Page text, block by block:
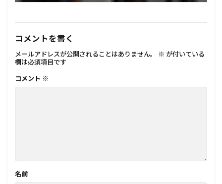
コメントを書く
メールアドレスが公開されることはありません。 ※ が付いている
欄は必須項目です
コメント ※
名前